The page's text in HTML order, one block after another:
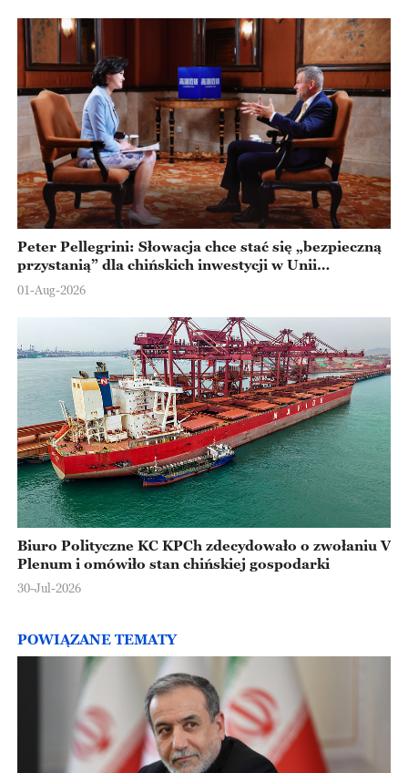
Peter Pellegrini: Słowacja chce stać się „bezpieczną
przystanią” dla chińskich inwestycji w Unii
Europejskiej
01-Aug-2026
Biuro Polityczne KC KPCh zdecydowało o zwołaniu V
Plenum i omówiło stan chińskiej gospodarki
30-Jul-2026
POWIĄZANE TEMATY